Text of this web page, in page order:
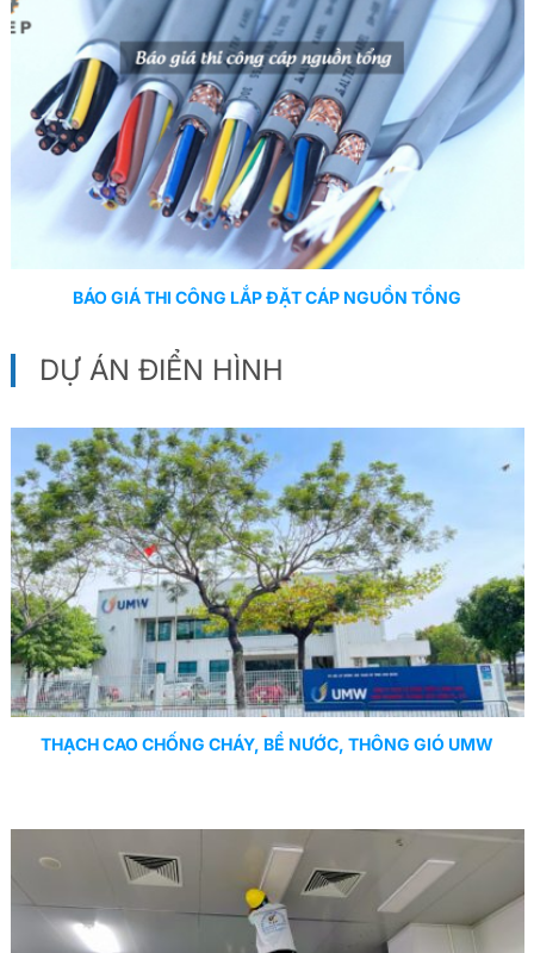
BÁO GIÁ THI CÔNG LẮP ĐẶT CÁP NGUỒN TỔNG
DỰ ÁN ĐIỂN HÌNH
THẠCH CAO CHỐNG CHÁY, BỂ NƯỚC, THÔNG GIÓ UMW